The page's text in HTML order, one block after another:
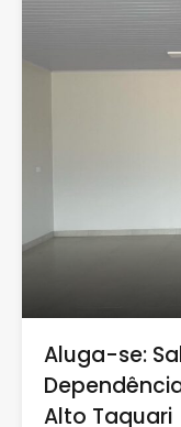
Aluga-se:
Alto Taquari